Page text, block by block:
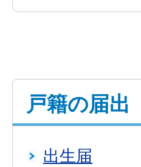
戸籍の届出
出生届